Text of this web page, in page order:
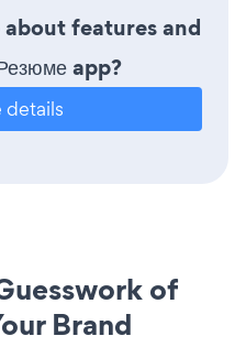
features and
app?
details
of
Brand